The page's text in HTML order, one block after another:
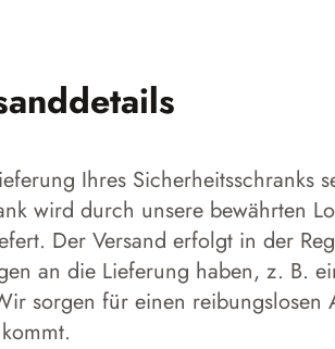
Ihres Sicherheitsschranks
wird durch unsere bewährten
Der Versand erfolgt in der
an die Lieferung haben, z. B.
sorgen für einen